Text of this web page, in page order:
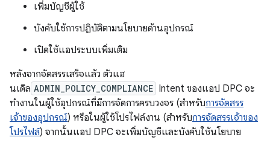
เพิ่มบัญชีผู้ใช้
บังคับใช้การปฏิบัติตามนโยบายด้านอุปกรณ์
เปิดใช้แอประบบเพิ่มเติม
หลังจากจัดสรรเสร็จแล้ว ตัวแฮ
นเดิล ADMIN_POLICY_COMPLIANCE Intent ของแอป DPC จะ
ทำงานในผู้ใช้อุปกรณ์ที่มีการจัดการครบวงจร (สำหรับการจัดสรร
เจ้าของอุปกรณ์) หรือในผู้ใช้โปรไฟล์งาน (สำหรับการจัดสรรเจ้าของ
โปรไฟล์) จากนั้นแอป DPC จะเพิ่มบัญชีและบังคับใช้นโยบาย